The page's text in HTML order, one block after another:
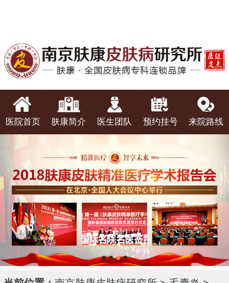
医院首页 肤康简介 医生团队 预约挂号 来院路线